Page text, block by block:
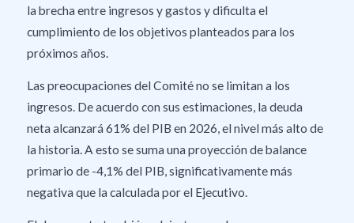
la brecha entre ingresos y gastos y dificulta el
cumplimiento de los objetivos planteados para los
próximos años.
Las preocupaciones del Comité no se limitan a los
ingresos. De acuerdo con sus estimaciones, la deuda
neta alcanzará 61% del PIB en 2026, el nivel más alto de
la historia. A esto se suma una proyección de balance
primario de -4,1% del PIB, significativamente más
negativa que la calculada por el Ejecutivo.